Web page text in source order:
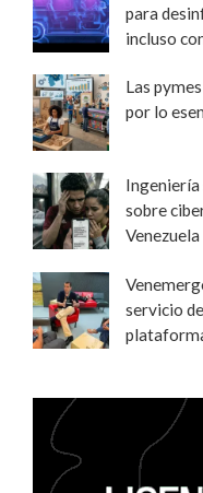
para
incluso
Las
por lo
Ingeniería
sobre
Venezuela
servicio